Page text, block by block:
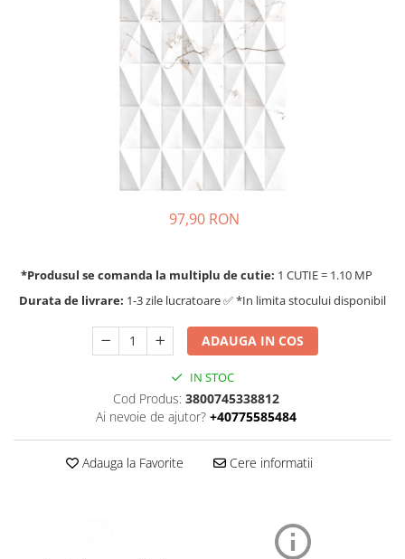
97,90 RON
*Produsul se comanda la multiplu de cutie: 1 CUTIE = 1.10 MP
Durata de livrare: 1-3 zile lucratoare ✅ *In limita stocului disponibil
ADAUGA IN COS
IN STOC
Cod Produs: 3800745338812
Ai nevoie de ajutor? +40775585484
Adauga la Favorite Cere informatii